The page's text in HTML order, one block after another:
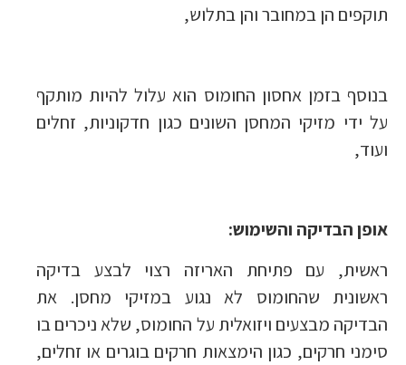
תוקפים הן במחובר והן בתלוש,
בנוסף בזמן אחסון החומוס הוא עלול להיות מותקף
על ידי מזיקי המחסן השונים כגון חדקוניות, זחלים
ועוד,
אופן הבדיקה והשימוש:
ראשית, עם פתיחת האריזה רצוי לבצע בדיקה
ראשונית שהחומוס לא נגוע במזיקי מחסן. את
הבדיקה מבצעים ויזואלית על החומוס, שלא ניכרים בו
סימני חרקים, כגון הימצאות חרקים בוגרים או זחלים,